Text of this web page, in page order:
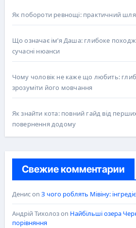
Як побороти ревнощі: практичний
Що означає ім’я Даша: глибоке
сучасні нюанси
Чому чоловік не каже що любить:
зрозуміти його мовчання
Як знайти кота: повний гайд від
повернення додому
Свежие комментарии
Денисon З чого роблять Мівіну:
Андрій Тихолозon Найбільші озера
порівняння